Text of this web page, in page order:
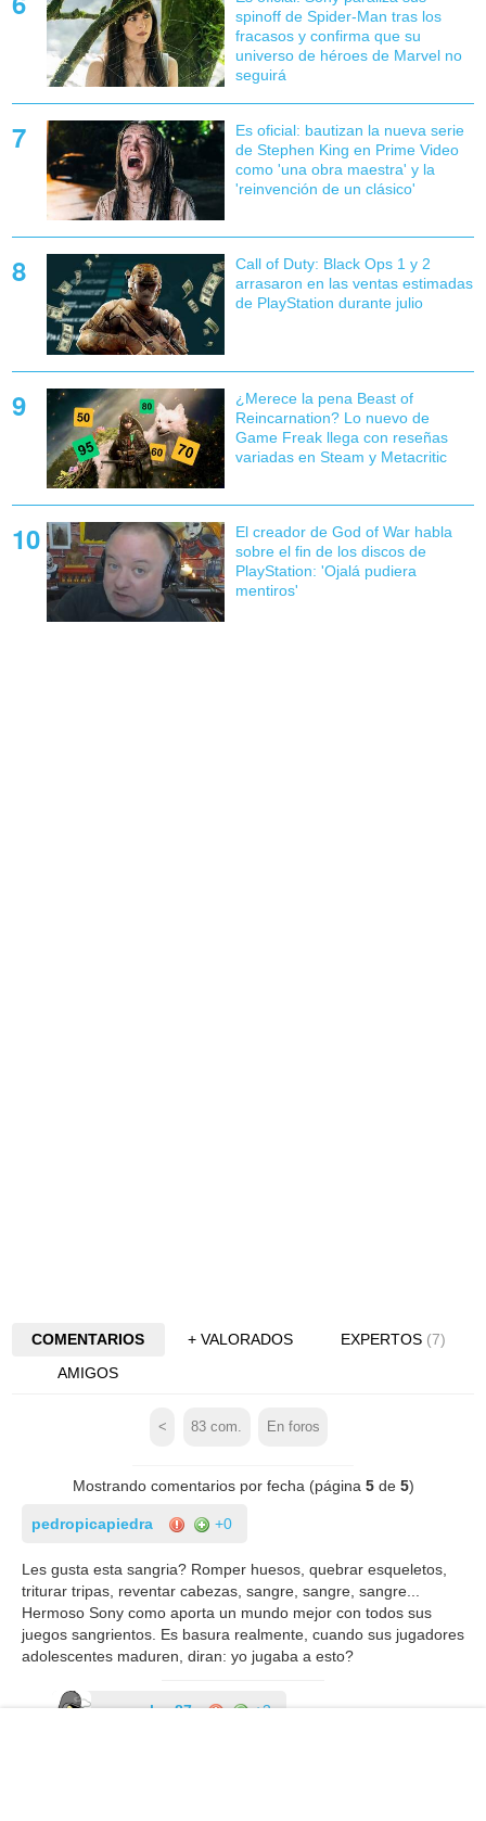
spinoff de Spider-Man tras los
fracasos y confirma que su
universo de héroes de Marvel no
seguirá
Es oficial: bautizan la nueva serie
de Stephen King en Prime Video
como 'una obra maestra' y la
'reinvención de un clásico'
Call of Duty: Black Ops 1 y 2
arrasaron en las ventas estimadas
de PlayStation durante julio
¿Merece la pena Beast of
Reincarnation? Lo nuevo de
Game Freak llega con reseñas
variadas en Steam y Metacritic
El creador de God of War habla
sobre el fin de los discos de
PlayStation: 'Ojalá pudiera
mentiros'
COMENTARIOS + VALORADOS EXPERTOS (7)
AMIGOS
< 83 com. En foros
Mostrando comentarios por fecha (página 5de 5)
pedropicapiedra +0
Les gusta esta sangria? Romper huesos, quebrar esqueletos,
triturar tripas, reventar cabezas, sangre, sangre, sangre...
Hermoso Sony como aporta un mundo mejor con todos sus
juegos sangrientos. Es basura realmente, cuando sus jugadores
adolescentes maduren, diran: yo jugaba a esto?
escombro87 +3